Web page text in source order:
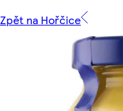
Zpět na Hořčice